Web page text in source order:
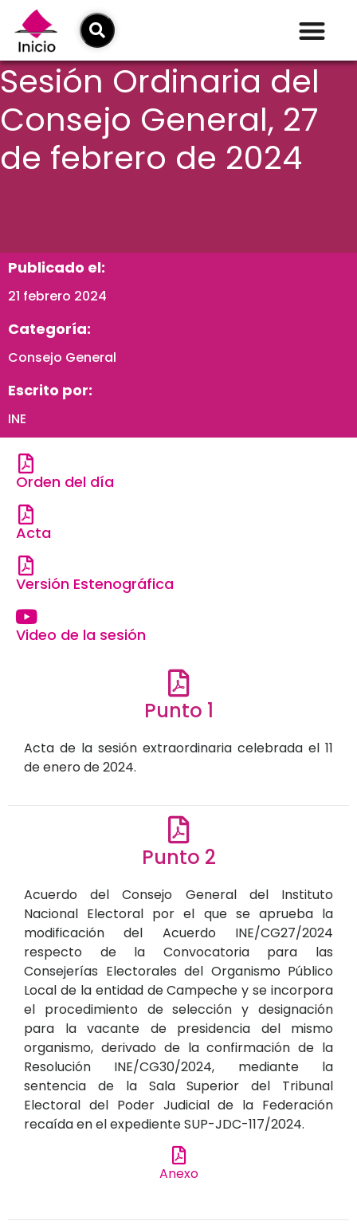
Sesión Ordinaria del
Consejo General, 27
de febrero de 2024
Publicado el:
21 febrero 2024
Categoría:
Consejo General
Escrito por:
INE
Orden del día
Acta
Versión Estenográfica
Video de la sesión
Punto 1
Acta de la sesión extraordinaria celebrada el 11
de enero de 2024.
Punto 2
Acuerdo del Consejo General del Instituto
Nacional Electoral por el que se aprueba la
modificación del Acuerdo INE/CG27/2024
respecto de la Convocatoria para las
Consejerías Electorales del Organismo Público
Local de la entidad de Campeche y se incorpora
el procedimiento de selección y designación
para la vacante de presidencia del mismo
organismo, derivado de la confirmación de la
Resolución INE/CG30/2024, mediante la
sentencia de la Sala Superior del Tribunal
Electoral del Poder Judicial de la Federación
recaída en el expediente SUP-JDC-117/2024.
Anexo